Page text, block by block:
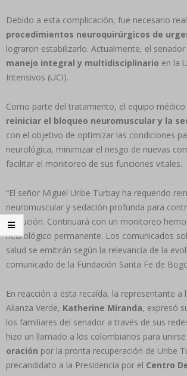
Debido a esta complicación, fue necesario
procedimientos neuroquirúrgicos de
lograron estabilizarlo. Actualmente, el
manejo integral y multidisciplinario en la
Intensivos (UCI).
Como parte del tratamiento, el equipo
reiniciar el bloqueo neuromuscular y la
con el objetivo de optimizar las condiciones
neurológica, minimizar el riesgo de nuevas
facilitar el monitoreo de sus funciones vitales.
“El señor Miguel Uribe Turbay ha requerido
neuromuscular y sedación profunda para
evolución. Continuará con un monitoreo
neurológico permanente. Los comunicados
salud se emitirán según la relevancia de la
comunicado de la Fundación Santa Fe de
En reacción a esta recaída, la representante a
Alianza Verde, Katherine Miranda, expresó
los familiares del senador a través de sus
hizo un llamado a los colombianos para
oración por la pronta recuperación de Uribe
precandidato a la Presidencia por el Centro